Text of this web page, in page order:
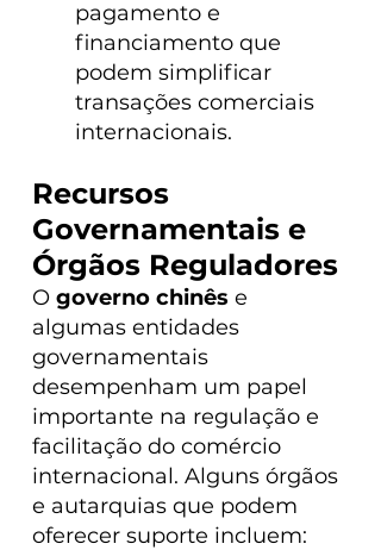
pagamento e
financiamento que
podem simplificar
transações comerciais
internacionais.
Recursos
Governamentais e
Órgãos Reguladores
O governo chinês e
algumas entidades
governamentais
desempenham um papel
importante na regulação e
facilitação do comércio
internacional. Alguns órgãos
e autarquias que podem
oferecer suporte incluem: